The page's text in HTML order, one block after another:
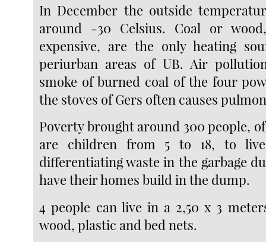
In December the outside
around -30 Celsius. Coal or
expensive, are the only heating
periurban areas of UB. Air
smoke of burned coal of the four
the stoves of Gers often causes
Poverty brought around 300 people,
are children from 5 to 18, to
differentiating waste in the garbage
have their homes build in the dump.
4 people can live in a 2,50 x 3
wood, plastic and bed nets.